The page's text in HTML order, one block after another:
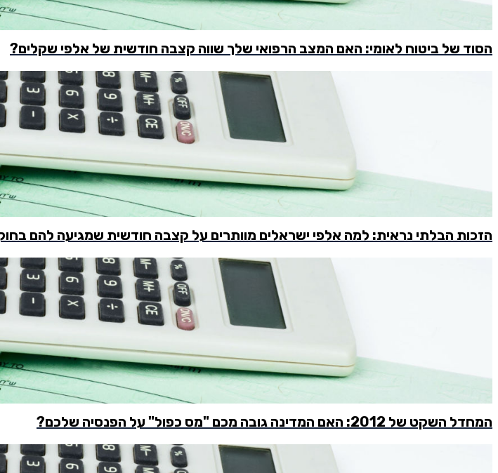
הסוד של ביטוח לאומי: האם המצב הרפואי שלך שווה קצבה חודשית של אלפי שקלים?
הזכות הבלתי נראית: למה אלפי ישראלים מוותרים על קצבה חודשית שמגיעה להם
המחדל השקט של 2012: האם המדינה גובה מכם "מס כפול" על הפנסיה שלכם?